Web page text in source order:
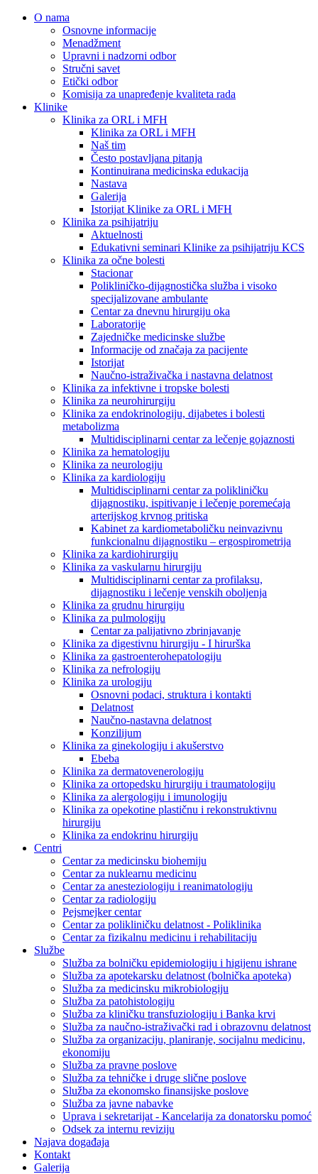
O nama
Osnovne informacije
Menadžment
Upravni i nadzorni odbor
Stručni savet
Etički odbor
Komisija za unapređenje kvaliteta rada
Klinike
Klinika za ORL i MFH
Klinika za ORL i MFH
Naš tim
Često postavljana pitanja
Kontinuirana medicinska edukacija
Nastava
Galerija
Istorijat Klinike za ORL i MFH
Klinika za psihijatriju
Aktuelnosti
Edukativni seminari Klinike za psihijatriju KCS
Klinika za očne bolesti
Stacionar
Polikliničko-dijagnostička služba i visoko
specijalizovane ambulante
Centar za dnevnu hirurgiju oka
Laboratorije
Zajedničke medicinske službe
Informacije od značaja za pacijente
Istorijat
Naučno-istraživačka i nastavna delatnost
Klinika za infektivne i tropske bolesti
Klinika za neurohirurgiju
Klinika za endokrinologiju, dijabetes i bolesti
metabolizma
Multidisciplinarni centar za lečenje gojaznosti
Klinika za hematologiju
Klinika za neurologiju
Klinika za kardiologiju
Multidisciplinarni centar za polikliničku
dijagnostiku, ispitivanje i lečenje poremećaja
arterijskog krvnog pritiska
Kabinet za kardiometaboličku neinvazivnu
funkcionalnu dijagnostiku – ergospirometrija
Klinika za kardiohirurgiju
Klinika za vaskularnu hirurgiju
Multidisciplinarni centar za profilaksu,
dijagnostiku i lečenje venskih oboljenja
Klinika za grudnu hirurgiju
Klinika za pulmologiju
Centar za palijativno zbrinjavanje
Klinika za digestivnu hirurgiju - I hirurška
Klinika za gastroenterohepatologiju
Klinika za nefrologiju
Klinika za urologiju
Osnovni podaci, struktura i kontakti
Delatnost
Naučno-nastavna delatnost
Konzilijum
Klinika za ginekologiju i akušerstvo
Ebeba
Klinika za dermatovenerologiju
Klinika za ortopedsku hirurgiju i traumatologiju
Klinika za alergologiju i imunologiju
Klinika za opekotine plastičnu i rekonstruktivnu
hirurgiju
Klinika za endokrinu hirurgiju
Centri
Centar za medicinsku biohemiju
Centar za nuklearnu medicinu
Centar za anesteziologiju i reanimatologiju
Centar za radiologiju
Pejsmejker centar
Centar za polikliničku delatnost - Poliklinika
Centar za fizikalnu medicinu i rehabilitaciju
Službe
Služba za bolničku epidemiologiju i higijenu ishrane
Služba za apotekarsku delatnost (bolnička apoteka)
Služba za medicinsku mikrobiologiju
Služba za patohistologiju
Služba za kliničku transfuziologiju i Banka krvi
Služba za naučno-istraživački rad i obrazovnu delatnost
Služba za organizaciju, planiranje, socijalnu medicinu,
ekonomiju
Služba za pravne poslove
Služba za tehničke i druge slične poslove
Služba za ekonomsko finansijske poslove
Služba za javne nabavke
Uprava i sekretarijat - Kancelarija za donatorsku pomoć
Odsek za internu reviziju
Najava događaja
Kontakt
Galerija